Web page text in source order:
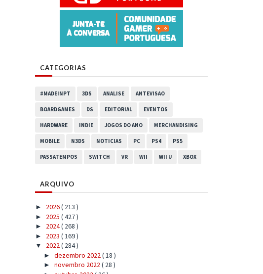
CATEGORIAS
#MADEINPT 3DS ANALISE ANTEVISAO
BOARDGAMES DS EDITORIAL EVENTOS
HARDWARE INDIE JOGOS DO ANO MERCHANDISING
MOBILE N3DS NOTICIAS PC PS4 PS5
PASSATEMPOS SWITCH VR WII WII U XBOX
ARQUIVO
► 2026( 213 )
► 2025 ( 427 )
► 2024( 268 )
► 2023 ( 169 )
▼ 2022( 284 )
► dezembro 2022 ( 18 )
► novembro 2022( 28 )